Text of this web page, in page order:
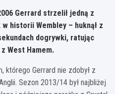
Gerrard strzelił jedną z
historii Wembley – huknął z
dogrywki, ratując
West Hamem.
którego Gerrard nie zdobył z
Sezon 2013/14 był najbliżej